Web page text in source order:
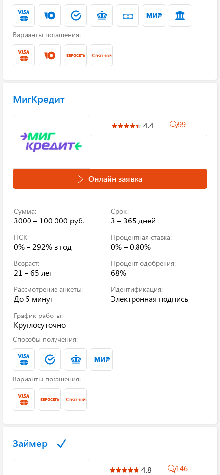
Варианты погашения:
МигКредит
4.4 99
Онлайн заявка
Сумма:
3000 – 100 000 руб.
Срок:
3 – 365 дней
ПСК:
0% – 292% в год
Процентная ставка:
0% – 0.80%
Возраст:
21 – 65 лет
Процент одобрения:
68%
Рассмотрение анкеты:
До 5 минут
Идентификация:
Электронная подпись
График работы:
Круглосуточно
Способы получения:
Варианты погашения:
Займер
4.8 146